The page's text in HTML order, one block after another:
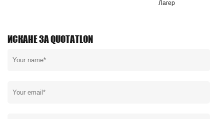
Лагер
ИСКАНЕ ЗА QUOTATLON